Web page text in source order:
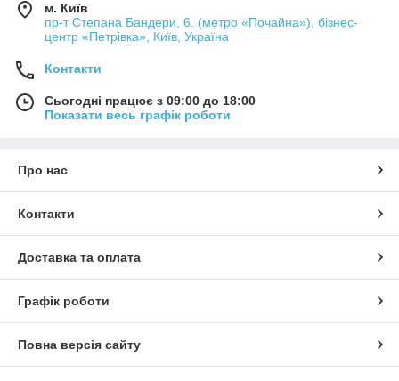
м. Київ
пр-т Степана Бандери, 6. (метро «Почайна»), бізнес-
центр «Петрівка», Київ, Україна
Контакти
Сьогодні працює з 09:00 до 18:00
Показати весь графік роботи
Про нас
Контакти
Доставка та оплата
Графік роботи
Повна версія сайту